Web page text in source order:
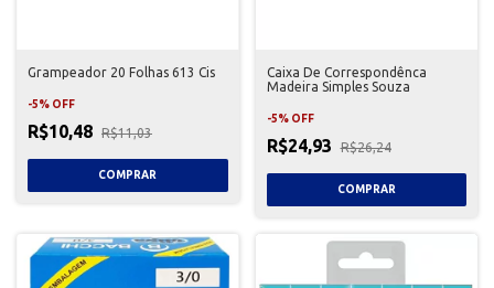
Grampeador 20 Folhas 613 Cis
-5% OFF
R$10,48 R$11,03
Caixa De Correspondênca
Madeira Simples Souza
-5% OFF
R$24,93 R$26,24